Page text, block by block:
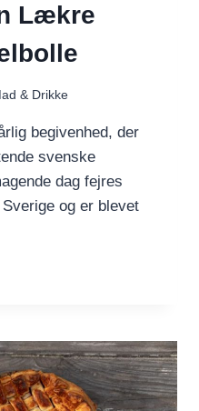
Lækre
& Drikke
begivenhed, der
svenske
dag fejres
og er blevet